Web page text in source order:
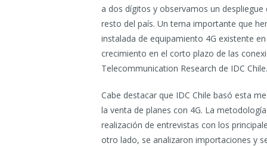
a dos dígitos y observamos un
resto del país. Un tema importante que
instalada de equipamiento 4G existente
crecimiento en el corto plazo de las
Telecommunication Research de IDC Chile.
Cabe destacar que IDC Chile basó esta
la venta de planes con 4G. La
realización de entrevistas con los
otro lado, se analizaron importaciones y